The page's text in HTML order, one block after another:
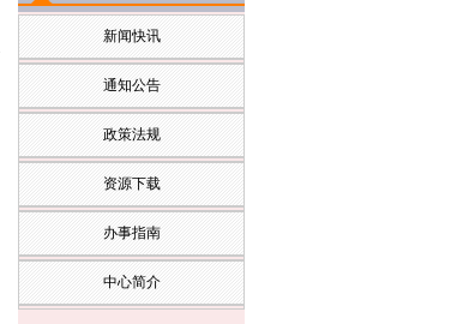
新闻快讯
通知公告
政策法规
资源下载
办事指南
中心简介